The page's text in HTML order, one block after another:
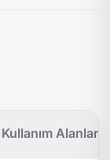
Kullanım Alanları